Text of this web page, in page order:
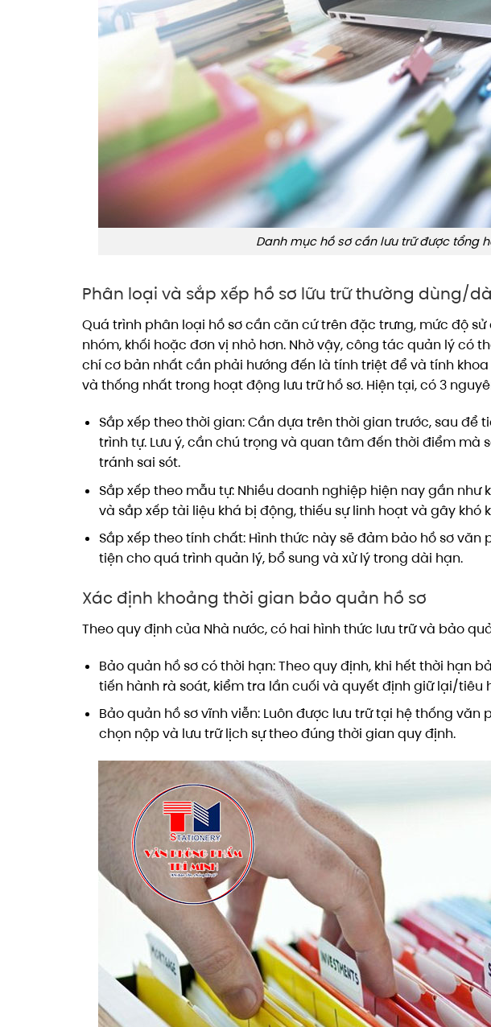
Danh mục hồ sơ cần lưu trữ được tổng
Phân loại và sắp xếp hồ sơ lữu trữ thường dùng/
Quá trình phân loại hồ sơ cần căn cứ trên đặc trưng, mức độ
nhóm, khối hoặc đơn vị nhỏ hơn. Nhờ vậy, công tác quản lý có
chí cơ bản nhất cần phải hướng đến là tính triệt để và tính
và thống nhất trong hoạt động lưu trữ hồ sơ. Hiện tại, có 3
Sắp xếp theo thời gian: Cần dựa trên thời gian trước, sau để
trình tự. Lưu ý, cần chú trọng và quan tâm đến thời điểm mà
tránh sai sót.
Sắp xếp theo mẫu tự: Nhiều doanh nghiệp hiện nay gần
và sắp xếp tài liệu khá bị động, thiếu sự linh hoạt và gây khó
Sắp xếp theo tính chất: Hình thức này sẽ đảm bảo hồ sơ
tiện cho quá trình quản lý, bổ sung và xử lý trong dài hạn.
Xác định khoảng thời gian bảo quản hồ sơ
Theo quy định của Nhà nước, có hai hình thức lưu trữ và bảo
Bảo quản hồ sơ có thời hạn: Theo quy định, khi hết thời hạn
tiến hành rà soát, kiểm tra lần cuối và quyết định giữ lại/tiêu
Bảo quản hồ sơ vĩnh viễn: Luôn được lưu trữ tại hệ thống
chọn nộp và lưu trữ lịch sự theo đúng thời gian quy định.